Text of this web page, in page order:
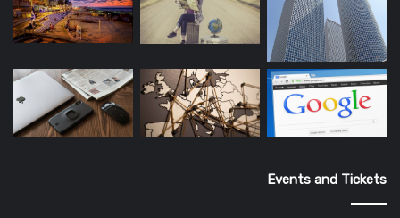
Events and Tickets